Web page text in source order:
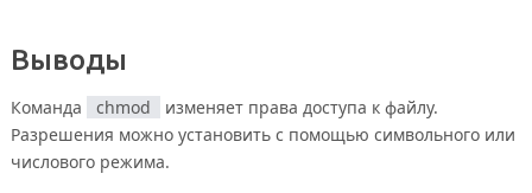
Выводы
Команда chmod
изменяет права доступа к файлу.
Разрешения можно установить с помощью символьного или
числового режима.